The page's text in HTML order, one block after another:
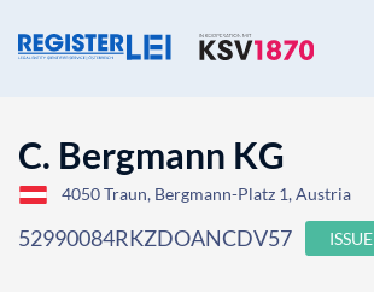
C. Bergmann KG
4050 Traun, Bergmann-Platz 1, Austria
52990084RKZDOANCDV57